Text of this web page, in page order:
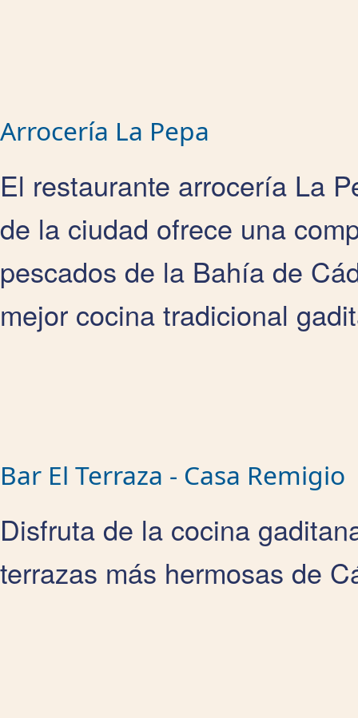
Arrocería La Pepa
El restaurante arrocería La
de la ciudad ofrece una
pescados de la Bahía de
mejor cocina tradicional
Bar El Terraza - Casa Remigio
Disfruta de la cocina
terrazas más hermosas de